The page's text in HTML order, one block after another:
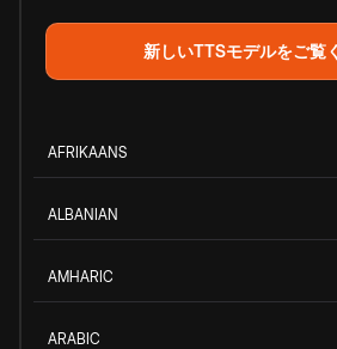
新しいTTSモデルをご覧
AFRIKAANS
ALBANIAN
AMHARIC
ARABIC